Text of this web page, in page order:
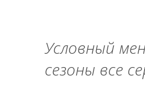
Условный
сезоны все